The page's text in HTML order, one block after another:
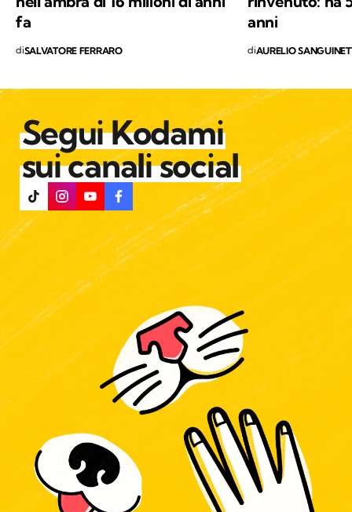
fa
diSALVATORE FERRARO
anni
diAURELIO
Segui Kodami
sui canali social